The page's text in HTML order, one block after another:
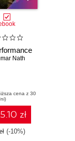
Nath
cena z 30
zł
(-10%)